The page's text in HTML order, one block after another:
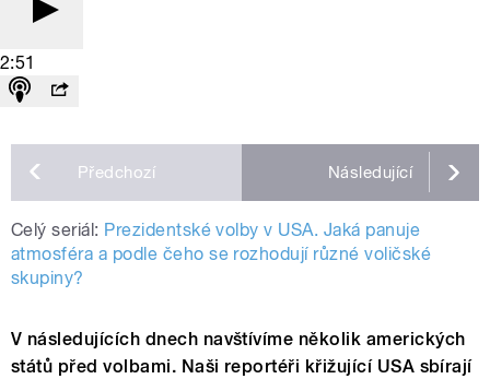
2:51
Předchozí Následující
Celý seriál: Prezidentské volby v USA. Jaká panuje
atmosféra a podle čeho se rozhodují různé voličské
skupiny?
V následujících dnech navštívíme několik amerických
států před volbami. Naši reportéři křižující USA sbírají